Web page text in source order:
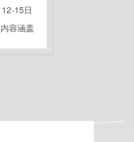
15日
容涵盖